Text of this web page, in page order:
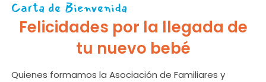
Carta de Bienvenida
Felicidades por la llegada de
tu nuevo bebé
Quienes formamos la Asociación de Familiares y